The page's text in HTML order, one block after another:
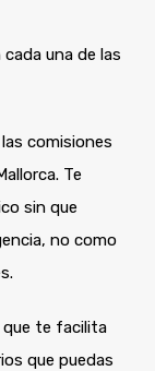
una de las
comisiones
Te
sin que
no como
que te facilita
que puedas